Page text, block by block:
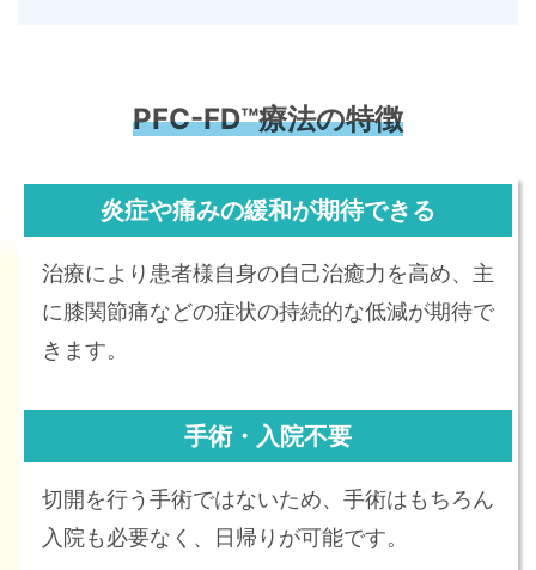
PFC-FD™療法の特徴
炎症や痛みの緩和が期待できる
治療により患者様自身の自己治癒力を高め、主
に膝関節痛などの症状の持続的な低減が期待で
きます。
手術・入院不要
切開を行う手術ではないため、手術はもちろん
入院も必要なく、日帰りが可能です。